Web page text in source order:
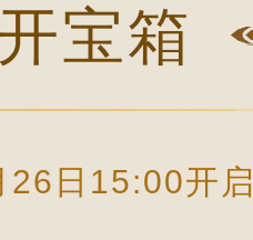
宝箱
日15:00开启